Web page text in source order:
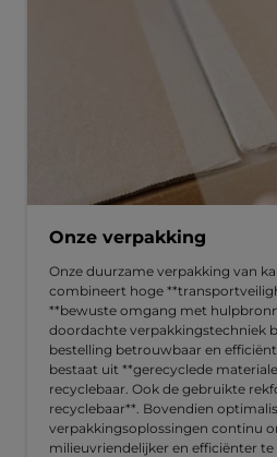
Onze verpakking
Onze duurzame verpakking van
combineert hoge
**bewuste omgang met
doordachte verpakkingstechniek
bestelling betrouwbaar en
bestaat uit **gerecyclede
recyclebaar. Ook de gebruikte
recyclebaar**. Bovendien
verpakkingsoplossingen continu
milieuvriendelijker en efficiënter te